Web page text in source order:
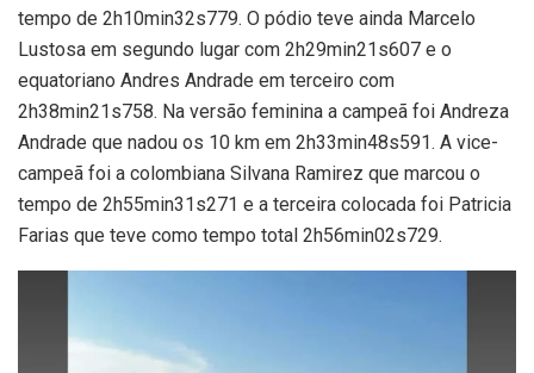
tempo de 2h10min32s779. O pódio teve ainda Marcelo
Lustosa em segundo lugar com 2h29min21s607 e o
equatoriano Andres Andrade em terceiro com
2h38min21s758. Na versão feminina a campeã foi Andreza
Andrade que nadou os 10 km em 2h33min48s591. A vice-
campeã foi a colombiana Silvana Ramirez que marcou o
tempo de 2h55min31s271 e a terceira colocada foi Patricia
Farias que teve como tempo total 2h56min02s729.